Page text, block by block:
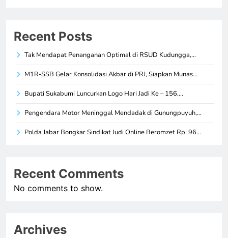
Recent Posts
Tak Mendapat Penanganan Optimal di RSUD Kudungga,…
M1R-SSB Gelar Konsolidasi Akbar di PRJ, Siapkan Munas…
Bupati Sukabumi Luncurkan Logo Hari Jadi Ke – 156,…
Pengendara Motor Meninggal Mendadak di Gunungpuyuh,…
Polda Jabar Bongkar Sindikat Judi Online Beromzet Rp. 96…
Recent Comments
No comments to show.
Archives